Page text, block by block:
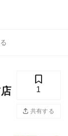
1
共有する